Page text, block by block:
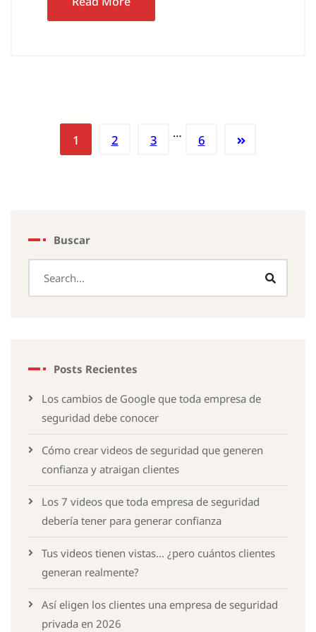
1 2 3 … 6
Buscar
Posts Recientes
Los cambios de Google que toda empresa de
seguridad debe conocer
Cómo crear videos de seguridad que generen
confianza y atraigan clientes
Los 7 videos que toda empresa de seguridad
debería tener para generar confianza
Tus videos tienen vistas… ¿pero cuántos clientes
generan realmente?
Así eligen los clientes una empresa de seguridad
privada en 2026